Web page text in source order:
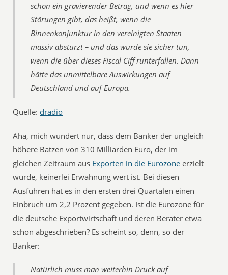
schon ein gravierender Betrag, und wenn es hier
Störungen gibt, das heißt, wenn die
Binnenkonjunktur in den vereinigten Staaten
massiv abstürzt – und das würde sie sicher tun,
wenn die über dieses Fiscal Ciff runterfallen. Dann
hätte das unmittelbare Auswirkungen auf
Deutschland und auf Europa.
Quelle: dradio
Aha, mich wundert nur, dass dem Banker der ungleich
höhere Batzen von 310 Milliarden Euro, der im
gleichen Zeitraum aus Exporten in die Eurozone erzielt
wurde, keinerlei Erwähnung wert ist. Bei diesen
Ausfuhren hat es in den ersten drei Quartalen einen
Einbruch um 2,2 Prozent gegeben. Ist die Eurozone für
die deutsche Exportwirtschaft und deren Berater etwa
schon abgeschrieben? Es scheint so, denn, so der
Banker:
Natürlich muss man weiterhin Druck auf